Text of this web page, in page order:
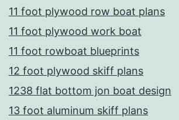
11 foot plywood row boat plans
11 foot plywood work boat
11 foot rowboat blueprints
12 foot plywood skiff plans
1238 flat bottom jon boat design
13 foot aluminum skiff plans